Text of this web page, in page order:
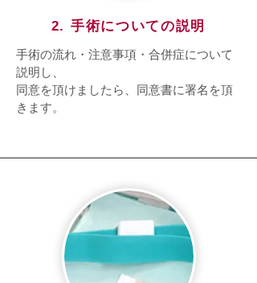
2. 手術についての説明
手術の流れ・注意事項・合併症について
説明し、
同意を頂けましたら、同意書に署名を頂
きます。